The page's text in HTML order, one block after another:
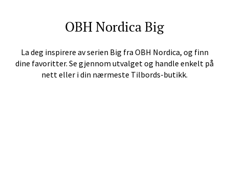
OBH NordicaBig
La deg inspirere av serien Big fra OBH Nordica, og finn
dine favoritter. Se gjennom utvalget og handle enkelt på
nett eller i din nærmeste Tilbords-butikk.
Herbarium
Åpent i dag 10-20